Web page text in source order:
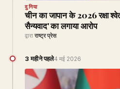
दुनिया
चीन का जापान के 2026 रक्षा
सैन्यवाद' का लगाया आरोप
द्वारा राष्ट्र प्रेस
3 महीने पहले4 मई 2026